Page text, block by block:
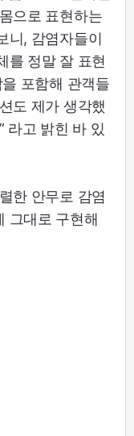
으로 표현하는
니, 감염자들이
를 정말 잘 표현
포함해 관객들
도 제가 생각했
라고 밝힌 바 있
한 안무로 감염
그대로 구현해